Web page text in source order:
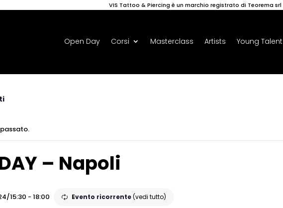
VIS Tattoo & Piercing è un marchio registrato di Teorema srl
Open Day Corsi Masterclass Artists Young Talent
– Napoli
15:30 - 18:00 Evento ricorrente(vedi tutto)